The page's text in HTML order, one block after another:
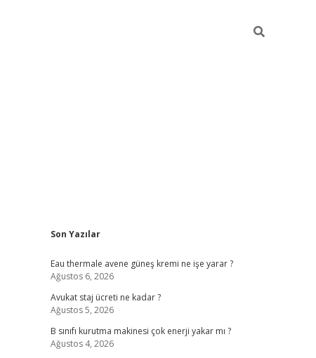
Sidebar
Son Yazılar
Eau thermale avene güneş kremi ne işe yarar ?
Ağustos 6, 2026
Avukat staj ücreti ne kadar ?
Ağustos 5, 2026
B sınıfı kurutma makinesi çok enerji yakar mı ?
Ağustos 4, 2026